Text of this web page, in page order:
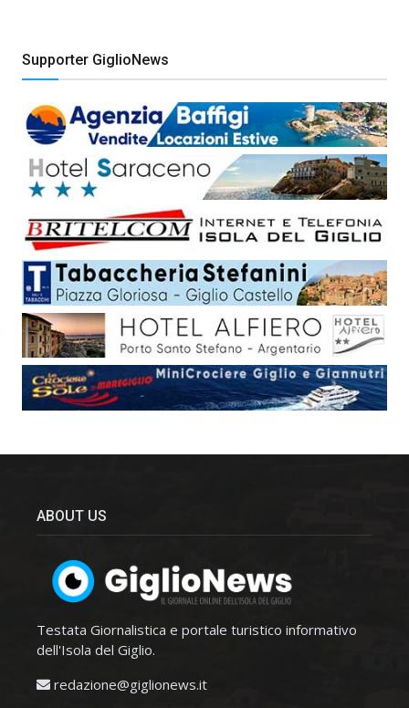
Supporter GiglioNews
ABOUT US
Testata Giornalistica e portale turistico informativo
dell'Isola del Giglio.
redazione@giglionews.it